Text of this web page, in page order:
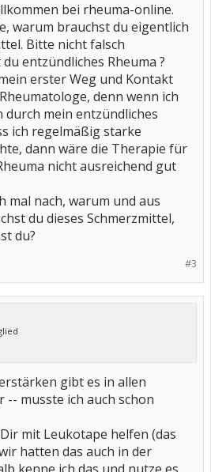
bezeichnung und den hersteller
wirds richtig schlimm.
bei rheuma-online.
warum brauchst du eigentlich
Bitte nicht falsch
entzündliches Rheuma ?
erster Weg und Kontakt
denn wenn ich
durch mein entzündliches
ich regelmäßig starke
dann wäre die Therapie für
nicht ausreichend gut
mal nach, warum und aus
du dieses Schmerzmittel,
du?
#3
gibt es in allen
musste ich auch schon
mit Leukotape helfen (das
hatten das auch in der